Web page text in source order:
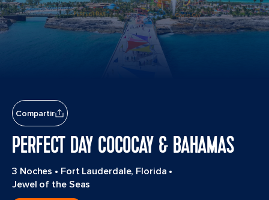
Compartir
PERFECT DAY COCOCAY & BAHAMAS
3 Noches • Fort Lauderdale, Florida •
Jewel of the Seas